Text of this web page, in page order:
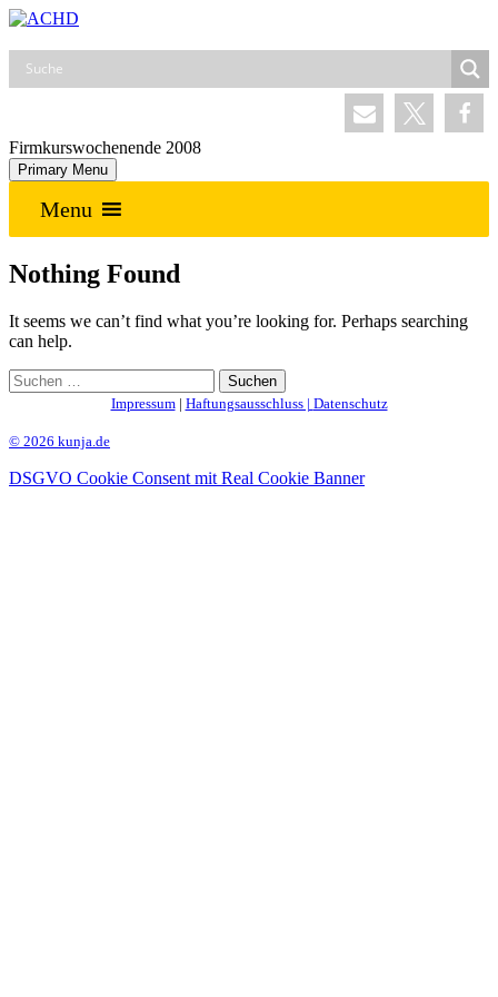
Skip
ACHD
Auferstehung Christi und Heilige Dreifaltigkeit
Firmkurswochenende 2008
Primary Menu
Menu
Nothing Found
It seems we can’t find what you’re looking for. Perhaps searching
can help.
Suchen
nach:
Impressum| Haftungsausschluss | Datenschutz
© 2026 kunja.de
DSGVO Cookie Consent mit Real Cookie Banner